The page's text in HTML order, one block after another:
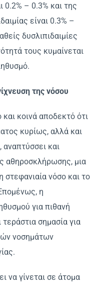
0.2% – 0.3% και της
είναι 0.3% –
δυσλιπιδαιμίες
τους κυμαίνεται
της νόσου
κοινά αποδεκτό ότι
κυρίως, αλλά και
αναπτύσσει και
αθηροσκλήρωσης, μια
στεφανιαία νόσο και το
η
για πιθανή
σημασία για
νοσημάτων
να γίνεται σε άτομα